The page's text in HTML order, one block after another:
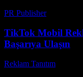
PR Publisher-
TikTok Mobil
Başarıya Ulaşın
Reklam Tanıtım